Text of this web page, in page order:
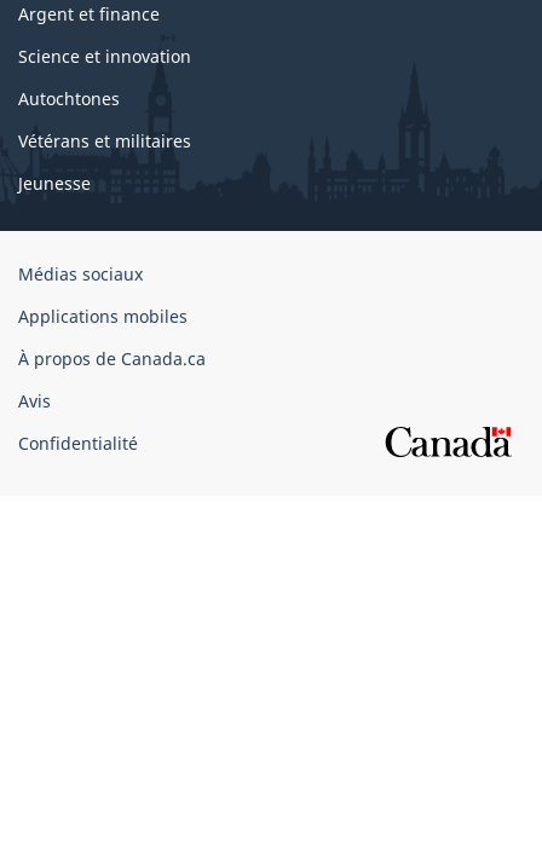
Argent et finance
Science et innovation
Autochtones
Vétérans et militaires
Jeunesse
Organisation
gouvernement
du
Canada
Médias sociaux
Applications mobiles
À propos de Canada.ca
Avis
Confidentialité